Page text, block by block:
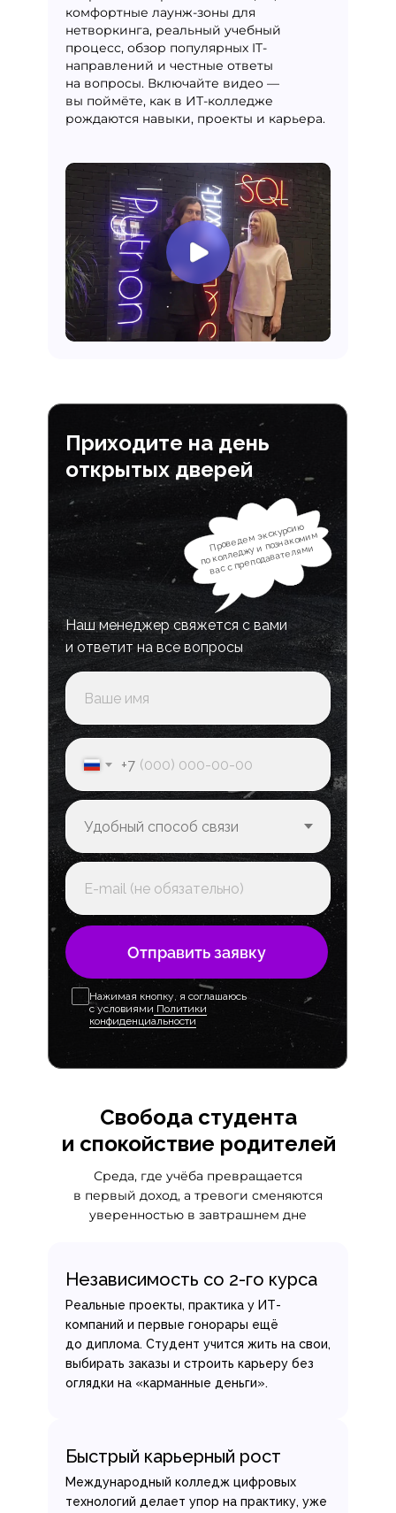
комфортные лаунж-зоны для
нетворкинга, реальный учебный
процесс, обзор популярных IT-
направлений и честные ответы
на вопросы. Включайте видео —
вы поймёте, как в ИТ-колледже
рождаются навыки, проекты и карьера.
Приходите на день
открытых дверей
Наш менеджер свяжется с вами
и ответит на все вопросы
+7
Проведем экскурсию
по колледжу и познакомим
вас с преподавателями
Отправить заявку
Нажимая кнопку, я соглашаюсь
с условиями Политики
конфиденциальности
Свобода студента
и спокойствие родителей
Независимость со 2-го курса
Реальные проекты, практика у ИТ-
компаний и первые гонорары ещё
до диплома. Студент учится жить на свои,
выбирать заказы и строить карьеру без
оглядки на «карманные деньги».
Быстрый карьерный рост
Международный колледж цифровых
технологий делает упор на практику, уже
Среда, где учёба превращается
в первый доход, а тревоги сменяются
уверенностью в завтрашнем дне